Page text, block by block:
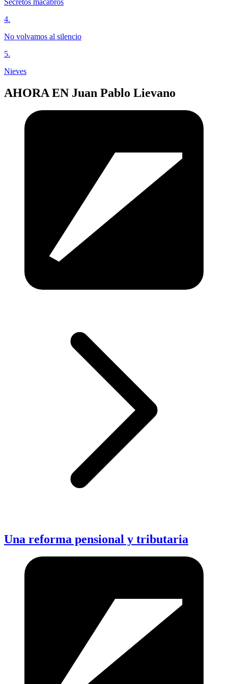
Secretos macabros
4.
No volvamos al silencio
5.
Nieves
AHORA EN Juan Pablo Lievano
Una reforma pensional y tributaria